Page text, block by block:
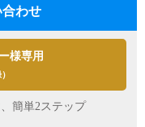
わせ
様専用
簡単2ステップ